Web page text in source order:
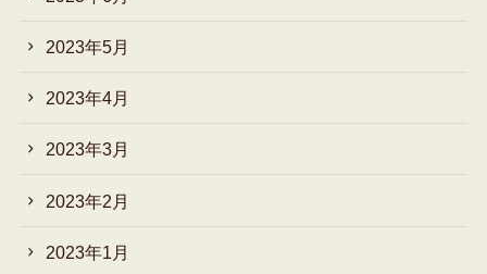
2023年5月
2023年4月
2023年3月
2023年2月
2023年1月